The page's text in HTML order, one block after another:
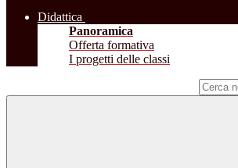
Didattica
Panoramica
Offerta formativa
I progetti delle classi